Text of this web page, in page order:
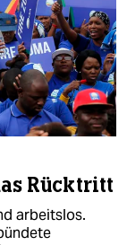
Rücktritt
arbeitslos.